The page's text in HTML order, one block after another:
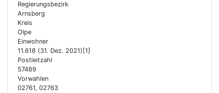
Regierungsbezirk
Arnsberg
Kreis
Olpe
Einwohner
11.618 (31. Dez. 2021)[1]
Postleitzahl
57489
Vorwahlen
02761, 02763